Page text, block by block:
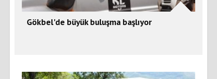
Gökbel'de büyük buluşma başlıyor